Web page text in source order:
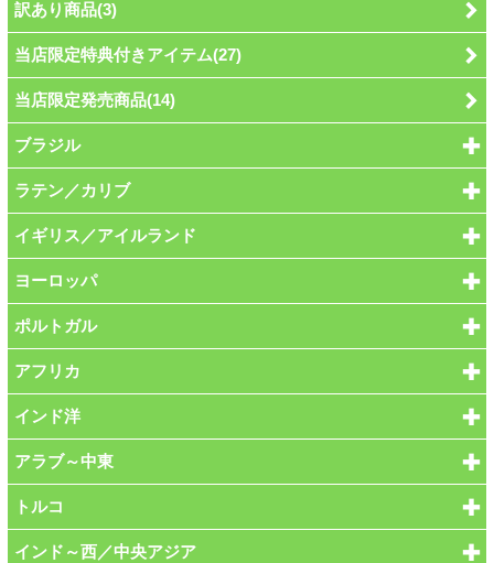
訳あり商品(3)
当店限定特典付きアイテム(27)
当店限定発売商品(14)
ブラジル
ラテン／カリブ
イギリス／アイルランド
ヨーロッパ
ポルトガル
アフリカ
インド洋
アラブ～中東
トルコ
インド～西／中央アジア